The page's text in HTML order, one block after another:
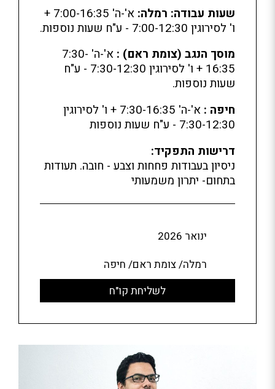
שעות עבודה: רמלה:
א'-ה' 7:00-16:35 +
ו' לסירוגין 7:00-12:30 - ע"ח שעות נוספות.
מוסך הנגב (צומת ראם) :
א'-ה' 7:30-
16:35 + ו' לסירוגין 7:30-12:30 - ע"ח
שעות נוספות.
חיפה :
א'-ה' 7:30-16:35 + ו' לסירוגין
7:30-12:30 - ע"ח שעות נוספות
דרישות התפקיד:
ניסיון בעבודות פחחות וצבע - חובה. תעודות
בתחום- יתרון משמעותי
ינואר 2026
רמלה/ צומת ראם/ חיפה
לשליחת קו"ח